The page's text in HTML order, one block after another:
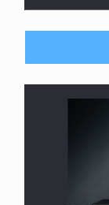
الهجرية؟